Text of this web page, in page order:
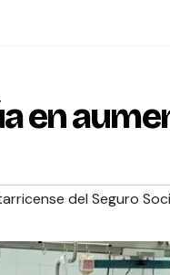
en
del Seguro